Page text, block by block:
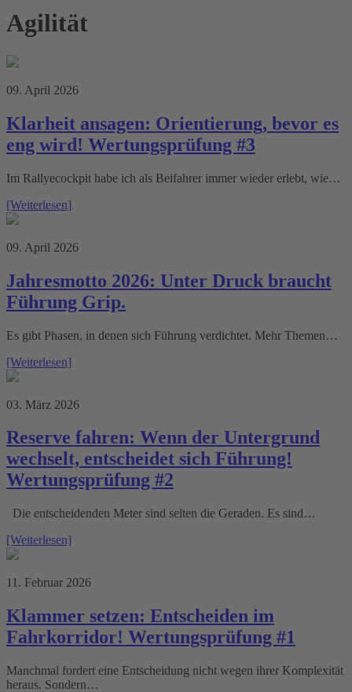
Agilität
09. April 2026
Klarheit ansagen: Orientierung, bevor es
eng wird! Wertungsprüfung #3
Im Rallyecockpit habe ich als Beifahrer immer wieder erlebt, wie…
[Weiterlesen]
09. April 2026
Jahresmotto 2026: Unter Druck braucht
Führung Grip.
Es gibt Phasen, in denen sich Führung verdichtet. Mehr Themen…
[Weiterlesen]
03. März 2026
Reserve fahren: Wenn der Untergrund
wechselt, entscheidet sich Führung!
Wertungsprüfung #2
Die entscheidenden Meter sind selten die Geraden. Es sind…
[Weiterlesen]
11. Februar 2026
Klammer setzen: Entscheiden im
Fahrkorridor! Wertungsprüfung #1
Manchmal fordert eine Entscheidung nicht wegen ihrer Komplexität
heraus. Sondern…